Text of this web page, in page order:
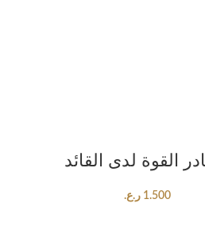
القوة لدى القائد
1.500 ر.ع.